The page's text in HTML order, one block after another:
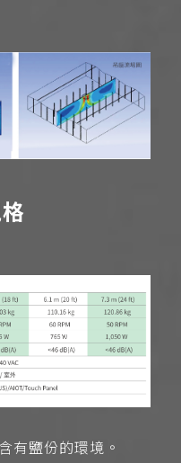
有鹽份的環境。